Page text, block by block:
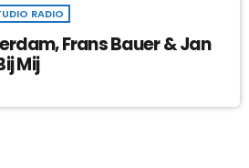
RADIO
Frans Bauer & Jan
Mij